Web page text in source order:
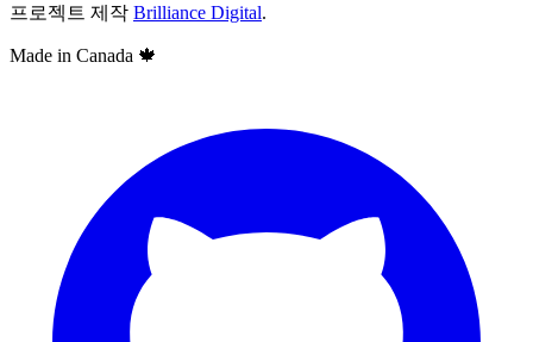
프로젝트 제작 Brilliance Digital.
Made in Canada 🍁